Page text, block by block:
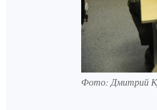
Фото: Дмитрий